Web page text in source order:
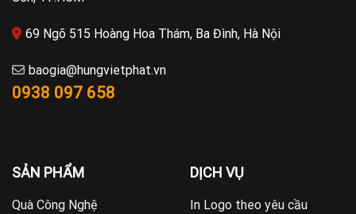
69 Ngõ 515 Hoàng Hoa Thám, Ba Đình, Hà Nội
baogia@hungvietphat.vn
0938 097 658
SẢN PHẨM
Quà Công Nghệ
DỊCH VỤ
In Logo theo yêu cầu